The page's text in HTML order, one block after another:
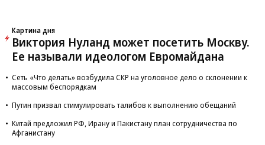
Картина дня
Виктория Нуланд может посетить Москву.
Ее называли идеологом Евромайдана
Сеть «Что делать» возбудила СКР на уголовное дело о склонении к
массовым беспорядкам
Путин призвал стимулировать талибов к выполнению обещаний
Китай предложил РФ, Ирану и Пакистану план сотрудничества по
Афганистану